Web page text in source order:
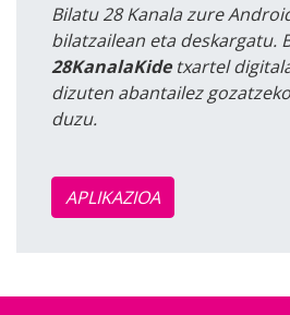
Bilatu 28 Kanala zure
bilatzailean eta deskargatu.
28KanalaKidetxartel
dizuten abantailez
duzu.
APLIKAZIOA